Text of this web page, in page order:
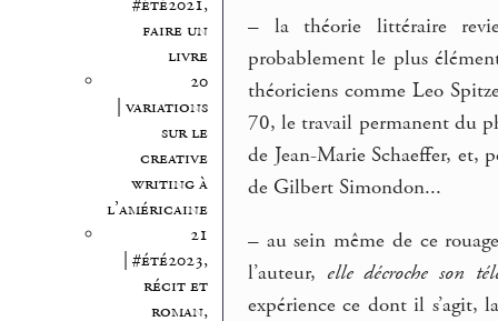
#été2021,
faire un
livre
20
| variations
sur le
creative
writing à
l’américaine
21
| #été2023,
récit et
roman,
– la théorie littéraire
probablement le plus
théoriciens comme Leo
70, le travail permanent du
de Jean-Marie Schaeffer, et,
de Gilbert Simondon...
– au sein même de ce
l’auteur, elle décroche son
expérience ce dont il s’agit,